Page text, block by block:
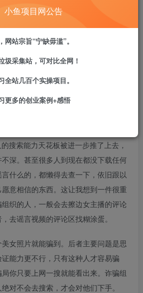
浩如烟海的网络信息里查找自己需要
从大模型出现后，信息获取权已经彻
的差距依旧极大，甚至被加大了。
搜索能力天花板被进一步推了上去，
深。甚至很多人到现在都没下载任何
什么的，都懒得去查一下，依旧跟以
意相信的东西。这让我想到一件很重
织的人，一般会去擦边女主播的评论
去谣言视频的评论区找糊涂蛋。
女照片就能骗到。后者主要问题是思
能力更不行，只有这种人才容易骗
你只要上网一搜就能看出来。诈骗组
对不会去搜索，才会对他们下手。
小鱼项目网公告
站宗旨“宁缺毋滥”。
圾采集站，可对比全网！
站几百个实操项目。
更多的创业案例+感悟